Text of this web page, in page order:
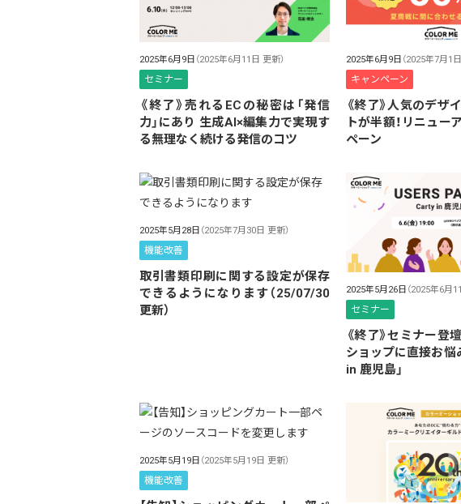
2025年6月9日 （2025年6月11日 更新）
セミナー
《終了》売れるECの秘密は「発信
力」にあり 生成AI×編集力で実現す
る無理なく続ける発信のコツ
2025年6月9日 （2025年7月1
キャンペーン
《終了》人気のデザ
トが半額！リニュー
ペーン
2025年5月28日 （2025年7月30日 更新）
機能改善
取引書類印刷に関する設定が保存
できるようになります（25/07/30
更新）
2025年5月26日 （2025年6月
セミナー
《終了》セミナー登
ショップに直接お悩
in 鹿児島」
2025年5月19日 （2025年5月19日 更新）
機能改善